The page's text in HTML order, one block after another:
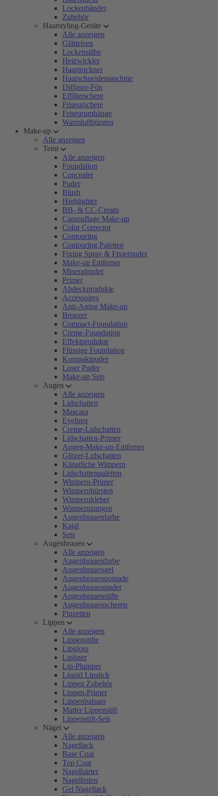
Lockenbänder
Zubehör
Haarstyling-Geräte
Alle anzeigen
Glätteisen
Lockenstäbe
Heizwickler
Haartrockner
Haarschneidemaschine
Diffusor-Fön
Effilierschere
Friseurschere
Friseurumhänge
Warmluftbürsten
Make-up
Alle anzeigen
Teint
Alle anzeigen
Foundation
Concealer
Puder
Blush
Highlighter
BB- & CC-Cream
Camouflage Make-up
Color Corrector
Contouring
Contouring Paletten
Fixing Spray & Fixierpuder
Make-up Entferner
Mineralpuder
Primer
Abdeckprodukte
Accessoires
Anti-Aging Make-up
Bronzer
Compact-Foundation
Creme-Foundation
Effektprodukte
Flüssige Foundation
Kompaktpuder
Loser Puder
Make-up Sets
Augen
Alle anzeigen
Lidschatten
Mascara
Eyeliner
Creme-Lidschatten
Lidschatten-Primer
Augen-Make-up-Entferner
Glitzer-Lidschatten
Künstliche Wimpern
Lidschattenpaletten
Wimpern-Primer
Wimpernbürsten
Wimpernkleber
Wimpernzangen
Augenbrauenfarbe
Kajal
Sets
Augenbrauen
Alle anzeigen
Augenbrauenfarbe
Augenbrauengel
Augenbrauenpomade
Augenbrauenpuder
Augenbrauenstifte
Augenbrauenscheren
Pinzetten
Lippen
Alle anzeigen
Lippenstifte
Lipgloss
Lipliner
Lip-Plumper
Liquid Lipstick
Lippen Zubehör
Lippen-Primer
Lippenbalsam
Matter Lippenstift
Lippenstift-Sets
Nägel
Alle anzeigen
Nagellack
Base Coat
Top Coat
Nagelhärter
Nagelfeilen
Gel Nagellack